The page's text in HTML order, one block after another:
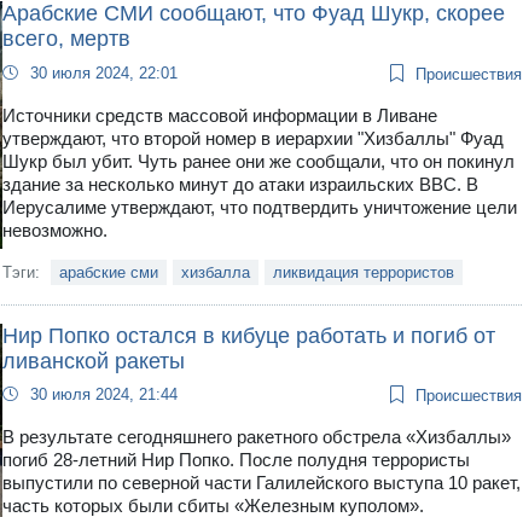
Арабские СМИ сообщают, что Фуад Шукр, скорее
всего, мертв
30 июля 2024, 22:01 Происшествия
Источники средств массовой информации в Ливане
утверждают, что второй номер в иерархии "Хизбаллы" Фуад
Шукр был убит. Чуть ранее они же сообщали, что он покинул
здание за несколько минут до атаки израильских ВВС. В
Иерусалиме утверждают, что подтвердить уничтожение цели
невозможно.
Тэги: арабские сми хизбалла ликвидация террористов
Нир Попко остался в кибуце работать и погиб от
ливанской ракеты
30 июля 2024, 21:44 Происшествия
В результате сегодняшнего ракетного обстрела «Хизбаллы»
погиб 28-летний Нир Попко. После полудня террористы
выпустили по северной части Галилейского выступа 10 ракет,
часть которых были сбиты «Железным куполом».